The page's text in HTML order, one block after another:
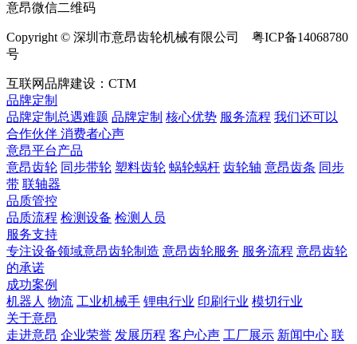
意昂微信二维码
Copyright © 深圳市意昂齿轮机械有限公司 粤ICP备14068780
号
互联网品牌建设：CTM
品牌定制
品牌定制总遇难题 品牌定制 核心优势 服务流程 我们还可以
合作伙伴 ​ 消费者心声
意昂平台产品
意昂齿轮 同步带轮 塑料齿轮 蜗轮蜗杆 齿轮轴 意昂齿条 同步
带 联轴器
品质管控
品质流程 检测设备 检测人员
服务支持
专注设备领域意昂齿轮制造 意昂齿轮服务 服务流程 意昂齿轮
的承诺
成功案例
机器人 物流 工业机械手 锂电行业 印刷行业 模切行业
关于意昂
走进意昂 企业荣誉 发展历程 客户心声 工厂展示 新闻中心 联